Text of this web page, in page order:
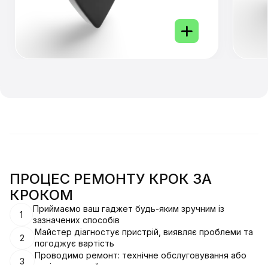
ПРОЦЕС РЕМОНТУ КРОК ЗА
КРОКОМ
1
Приймаємо ваш гаджет будь-яким зручним із
зазначених способів
2
Майстер діагностує пристрій, виявляє проблеми та
погоджує вартість
3
Проводимо ремонт: технічне обслуговування або